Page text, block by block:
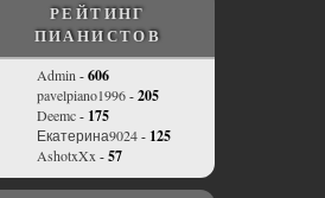
РЕЙТИНГ
ПИАНИСТОВ
Admin -606
pavelpiano1996-205
Deemc- 175
Екатерина9024- 125
AshotxXx -57